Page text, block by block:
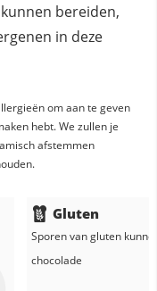
bereiden,
in deze
om aan te geven
hebt. We zullen je
afstemmen
Gluten
Sporen van gluten
chocolade